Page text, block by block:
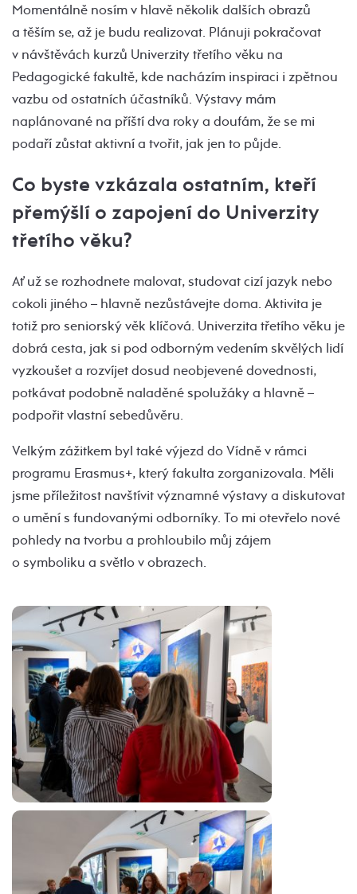
Momentálně nosím v hlavě několik dalších obrazů
a těším se, až je budu realizovat. Plánuji pokračovat
v návštěvách kurzů Univerzity třetího věku na
Pedagogické fakultě, kde nacházím inspiraci i zpětnou
vazbu od ostatních účastníků. Výstavy mám
naplánované na příští dva roky a doufám, že se mi
podaří zůstat aktivní a tvořit, jak jen to půjde.
Co byste vzkázala ostatním, kteří
přemýšlí o zapojení do Univerzity
třetího věku?
Ať už se rozhodnete malovat, studovat cizí jazyk nebo
cokoli jiného – hlavně nezůstávejte doma. Aktivita je
totiž pro seniorský věk klíčová. Univerzita třetího věku je
dobrá cesta, jak si pod odborným vedením skvělých lidí
vyzkoušet a rozvíjet dosud neobjevené dovednosti,
potkávat podobně naladěné spolužáky a hlavně –
podpořit vlastní sebedůvěru.
Velkým zážitkem byl také výjezd do Vídně v rámci
programu Erasmus+, který fakulta zorganizovala. Měli
jsme příležitost navštívit významné výstavy a diskutovat
o umění s fundovanými odborníky. To mi otevřelo nové
pohledy na tvorbu a prohloubilo můj zájem
o symboliku a světlo v obrazech.